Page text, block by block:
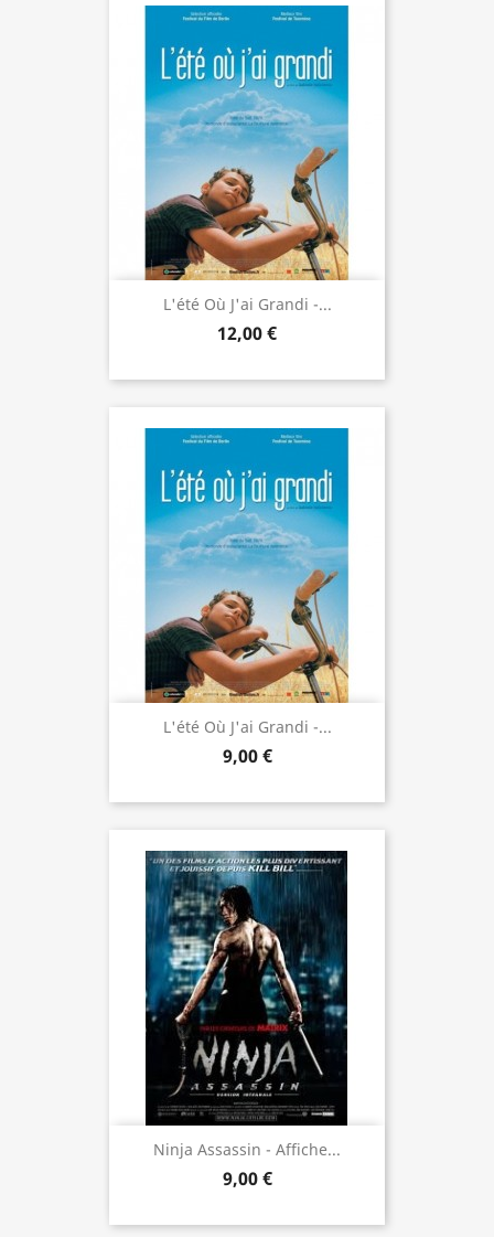
L'été Où J'ai Grandi -...
12,00 €
L'été Où J'ai Grandi -...
9,00 €
Ninja Assassin - Affiche...
9,00 €